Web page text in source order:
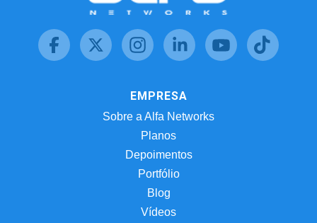
EMPRESA
Sobre a Alfa Networks
Planos
Depoimentos
Portfólio
Blog
Vídeos